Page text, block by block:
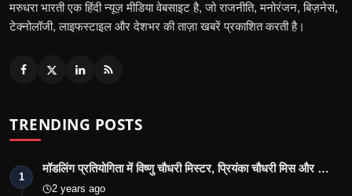
मरुधरा भारती एक हिंदी न्यूज़ मीडिया वेबसाइट है, जो राजनीति, मनोरंजन, बिज़नेस,
टेक्नोलॉजी, लाइफस्टाइल और देशभर की ताज़ा खबरें प्रकाशित करती है।
TRENDING POSTS
1
मॉडलिंग प्रतियोगिता में विष्णु चौधरी मिस्टर, प्रियंका चौधरी मिस और …
2 years ago